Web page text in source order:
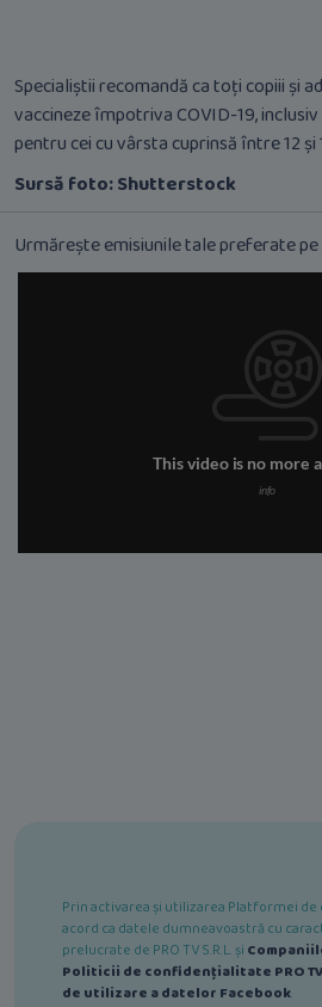
Specialiștii recomandă ca toți copiii și
vaccineze împotriva COVID-19,
pentru cei cu vârsta cuprinsă între 12 și
Sursă foto: Shutterstock
Urmărește emisiunile tale preferate
Prin activarea și utilizarea Platformei
acord ca datele dumneavoastră cu
prelucrate de PRO TV S.R.L. și
Politicii de confidențialitate PRO TV
de utilizare a datelor Facebook.